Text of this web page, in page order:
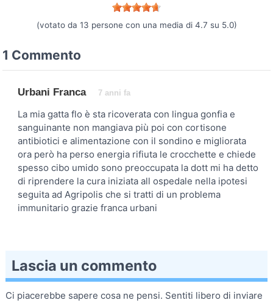
(votato da 13 persone con una media di 4.7 su 5.0)
1 Commento
Urbani Franca 7 anni fa
La mia gatta flo è sta ricoverata con lingua gonfia e
sanguinante non mangiava più poi con cortisone
antibiotici e alimentazione con il sondino e migliorata
ora però ha perso energia rifiuta le crocchette e chiede
spesso cibo umido sono preoccupata la dott mi ha detto
di riprendere la cura iniziata all ospedale nella ipotesi
seguita ad Agripolis che si tratti di un problema
immunitario grazie franca urbani
Lascia un commento
Ci piacerebbe sapere cosa ne pensi. Sentiti libero di inviare